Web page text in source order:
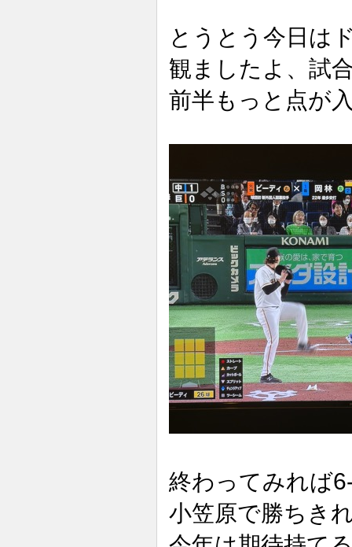
とうとう今日は
観ましたよ、試
前半もっと点が
終わってみれば
小笠原で勝ちき